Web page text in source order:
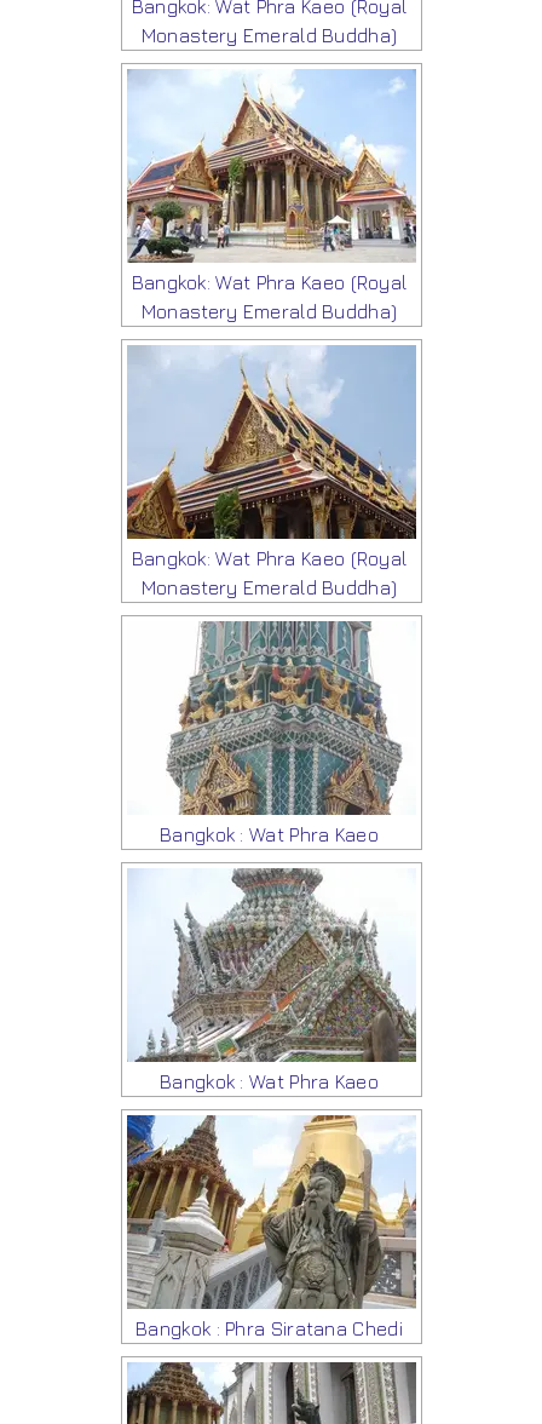
Bangkok: Wat Phra Kaeo (Royal
Monastery Emerald Buddha)
Bangkok: Wat Phra Kaeo (Royal
Monastery Emerald Buddha)
Bangkok: Wat Phra Kaeo (Royal
Monastery Emerald Buddha)
Bangkok : Wat Phra Kaeo
Bangkok : Wat Phra Kaeo
Bangkok : Phra Siratana Chedi